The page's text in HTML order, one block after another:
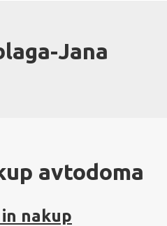
Jana
avtodoma
nakup